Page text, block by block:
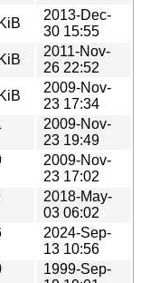
2013-Dec-
30 15:55
2011-Nov-
26 22:52
2009-Nov-
23 17:34
2009-Nov-
23 19:49
2009-Nov-
23 17:02
2018-May-
03 06:02
2024-Sep-
13 10:56
1999-Sep-